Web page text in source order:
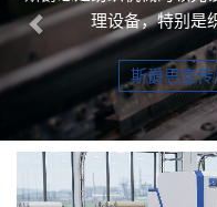
理设备，特别是
斯爵思宣传